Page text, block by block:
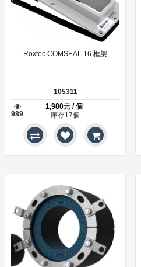
Roxtec COMSEAL 16 框架
105311
989
1,980元 / 個
庫存17個